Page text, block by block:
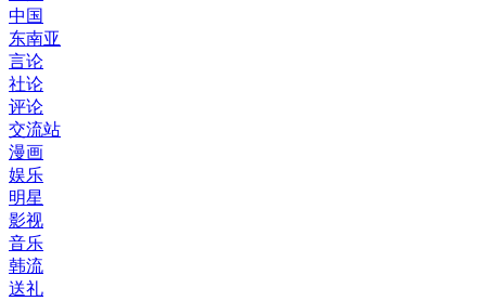
中国
东南亚
言论
社论
评论
交流站
漫画
娱乐
明星
影视
音乐
韩流
送礼